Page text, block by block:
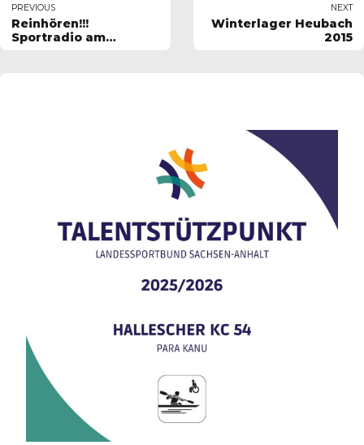
PREVIOUS
Reinhören!!!
Sportradio am
NEXT
Winterlager Heubach
2015